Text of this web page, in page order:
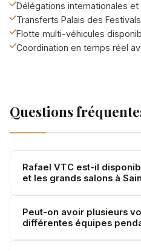
Délégations internationales et
Transferts Palais des
Flotte multi-véhicules
Coordination en temps réel
Questions
Rafael VTC est-il
et les grands salons à
Oui. Nous planifions nos
pour ces événements.
l'avance.
Peut-on avoir plusieurs
différentes équipes